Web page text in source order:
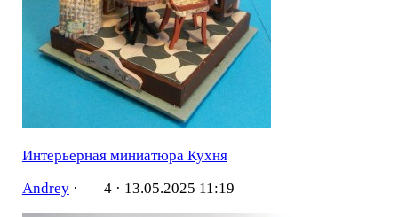
Интерьерная миниатюра Кухня
Andrey· 4 · 13.05.2025 11:19